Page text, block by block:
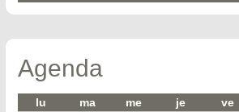
Agenda
lu ma me je ve